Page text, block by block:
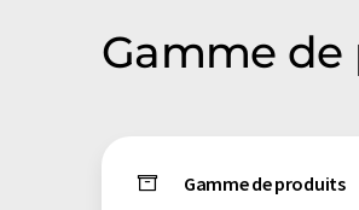
Gamme de
Gamme de produits